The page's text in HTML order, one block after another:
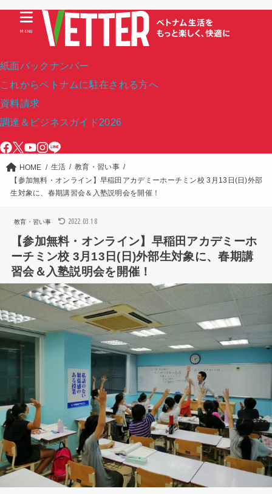
紙面バックナンバー
これからベトナムに駐在される方へ
資料請求
調達＆ビジネスガイド2026
MENU
HOME 生活
教育・習い事
【参加無料・オンライン】早稲田アカデミーホーチミン校 3月13日(日)外部
生対象に、春期講習会＆入塾説明会を開催！
教育・習い事 2022.03.18
【参加無料・オンライン】早稲田アカデミーホ
ーチミン校 3月13日(日)外部生対象に、春期講
習会＆入塾説明会を開催！